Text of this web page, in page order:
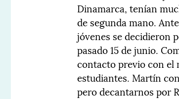
Dinamarca, tenían
de segunda mano.
jóvenes se decidieron
pasado 15 de junio.
contacto previo con el
estudiantes. Martín
pero decantarnos por